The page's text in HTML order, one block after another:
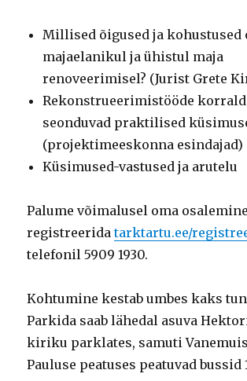
Millised õigused ja kohustused
majaelanikul ja ühistul maja
renoveerimisel? (Jurist Grete
Rekonstrueerimistööde
seonduvad praktilised
(projektimeeskonna esindajad)
Küsimused-vastused ja arutelu
Palume võimalusel oma osalemine
registreeridatarktartu.ee/
telefonil 5909 1930.
Kohtumine kestab umbes kaks
Parkida saab lähedal asuva
kiriku parklates, samuti
Pauluse peatuses peatuvad bussid